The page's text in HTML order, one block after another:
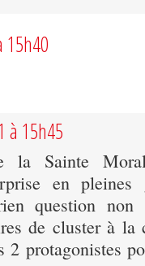
15h40
à 15h45
la Sainte
en
question non
de cluster à la
protagonistes